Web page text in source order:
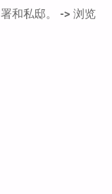
和私邸。 -> 浏览